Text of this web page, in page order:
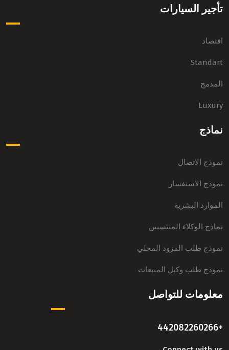
تأجير السيارات
اقتصاد
Standart
المدمج
Luxury
نماذج
نموذج الاتصال
نموذج الاستفسار
الموارد البشرية
نماذج الوكلاء المنتسبين
نموذج طلب المزود المحلي
نموذج طلب وكيل المبيعات
معلومات للتواصل
+442082260266